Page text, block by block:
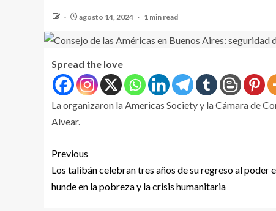
agosto 14, 2024 1 min read
Spread the love
La organizaron la Americas Society y la Cámara de
Alvear.
Previous
Los talibán celebran tres años de su regreso al poder
hunde en la pobreza y la crisis humanitaria